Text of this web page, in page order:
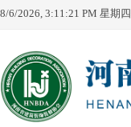
8/6/2026, 3:11:21 PM 星期四